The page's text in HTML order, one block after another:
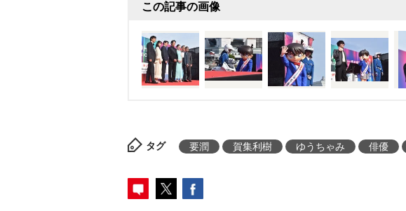
この記事の画像
タグ 要潤 賀集利樹 ゆうちゃみ 俳優